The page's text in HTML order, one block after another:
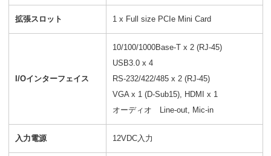
拡張スロット 1 x Full size PCIe Mini Card
I/Oインターフェイス
10/100/1000Base-T x 2 (RJ-45)
USB3.0 x 4
RS-232/422/485 x 2 (RJ-45)
VGA x 1 (D-Sub15), HDMI x 1
オーディオ Line-out, Mic-in
入力電源 12VDC入力